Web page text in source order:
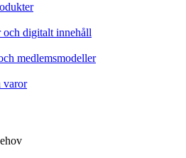
och digitalt innehåll
medlemsmodeller
varor